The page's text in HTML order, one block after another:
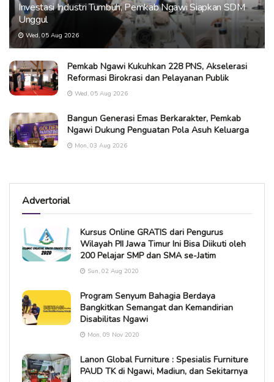
Investasi Industri Tumbuh, Pemkab Ngawi Siapkan SDM
Unggul
Wed, 05 Aug 2026
Pemkab Ngawi Kukuhkan 228 PNS, Akselerasi
Reformasi Birokrasi dan Pelayanan Publik
Wed, 05 Aug 2026
Bangun Generasi Emas Berkarakter, Pemkab
Ngawi Dukung Penguatan Pola Asuh Keluarga
Mon, 03 Aug 2026
Advertorial
Kursus Online GRATIS dari Pengurus
Wilayah PII Jawa Timur Ini Bisa Diikuti oleh
200 Pelajar SMP dan SMA se-Jatim
Sun, 02 Aug 2020
Program Senyum Bahagia Berdaya
Bangkitkan Semangat dan Kemandirian
Disabilitas Ngawi
Mon, 09 Nov 2020
Lanon Global Furniture : Spesialis Furniture
PAUD TK di Ngawi, Madiun, dan Sekitarnya